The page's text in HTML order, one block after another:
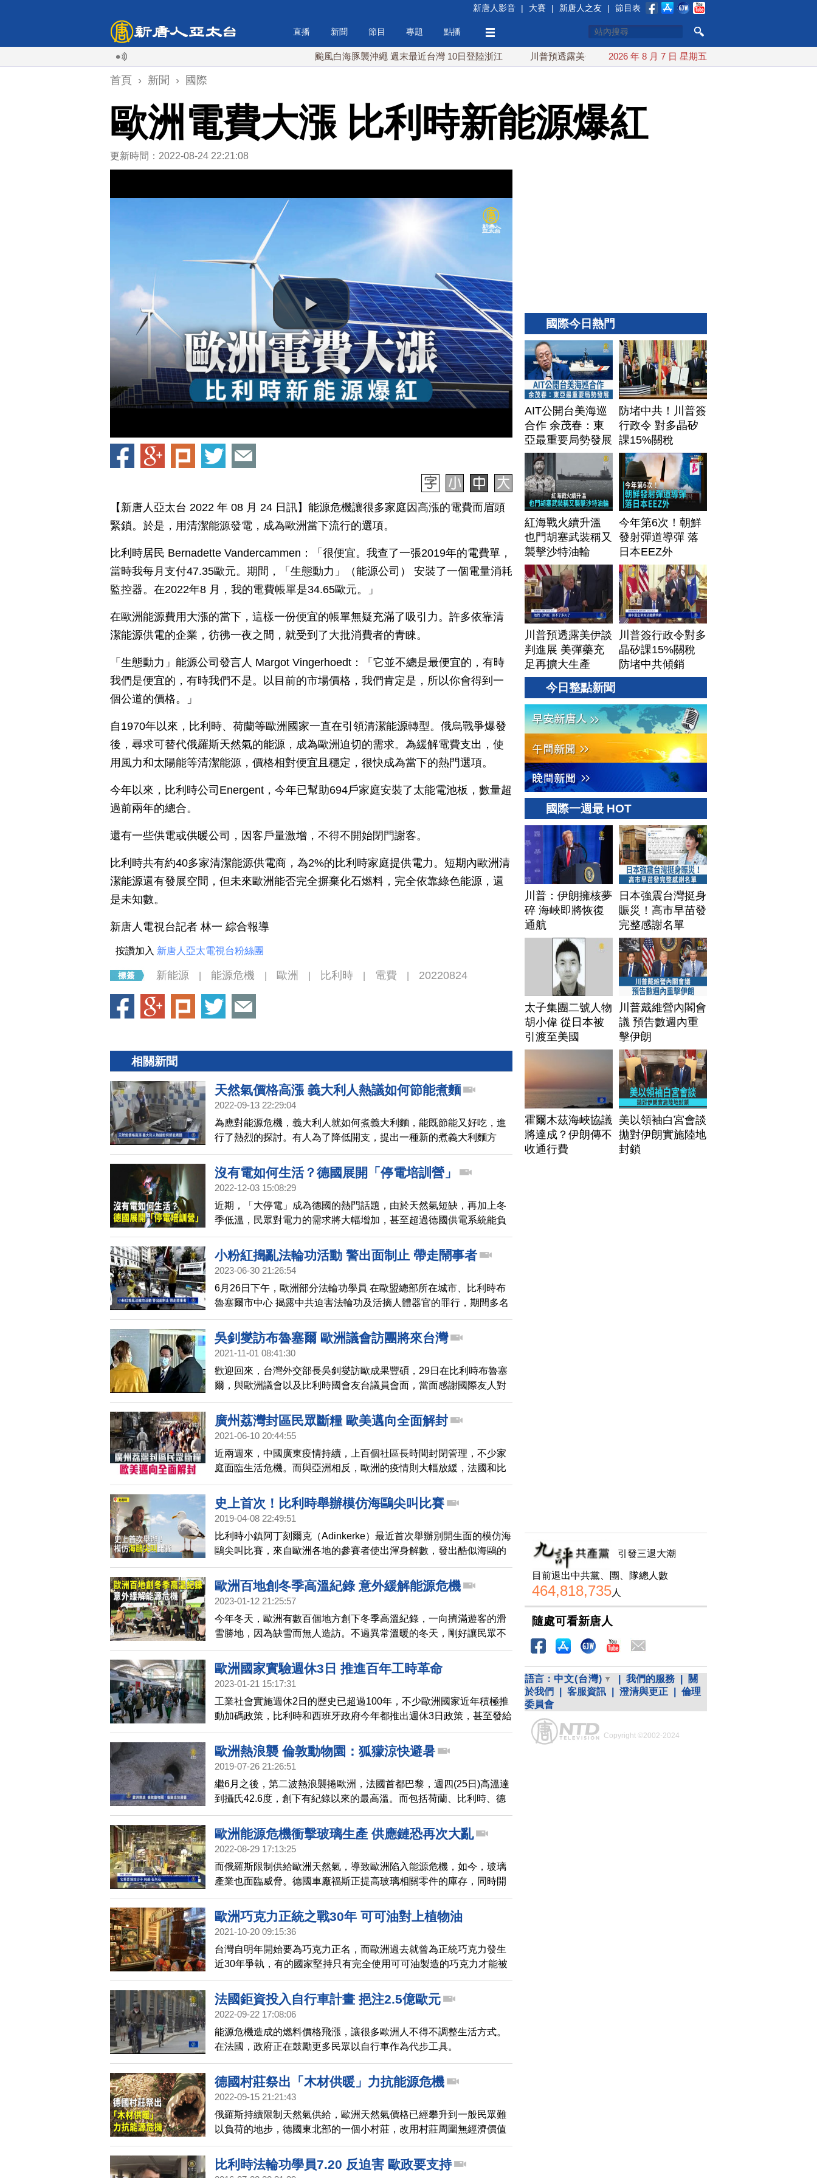
新唐人影音 | 大賽 | 新唐人之友 | 節目表
直播 新聞 節目 專題 點播
颱風白海豚襲沖繩 週末最近台灣 10日登陸浙江 川普預透露美伊談判進展 美彈藥充足再擴大生產
2026 年 8 月 7 日 星期五
首頁 › 新聞 › 國際
歐洲電費大漲 比利時新能源爆紅
更新時間：2022-08-24 22:21:08
【新唐人亞太台 2022 年 08 月 24 日訊】能源危機讓很多家庭因高漲的電費而眉頭
緊鎖。於是，用清潔能源發電，成為歐洲當下流行的選項。
比利時居民 Bernadette Vandercammen：「很便宜。我查了一張2019年的電費單，
當時我每月支付47.35歐元。期間，「生態動力」（能源公司） 安裝了一個電量消耗
監控器。在2022年8 月，我的電費帳單是34.65歐元。」
在歐洲能源費用大漲的當下，這樣一份便宜的帳單無疑充滿了吸引力。許多依靠清
潔能源供電的企業，彷彿一夜之間，就受到了大批消費者的青睞。
「生態動力」能源公司發言人 Margot Vingerhoedt：「它並不總是最便宜的，有時
我們是便宜的，有時我們不是。以目前的市場價格，我們肯定是，所以你會得到一
個公道的價格。」
自1970年以來，比利時、荷蘭等歐洲國家一直在引領清潔能源轉型。俄烏戰爭爆發
後，尋求可替代俄羅斯天然氣的能源，成為歐洲迫切的需求。為緩解電費支出，使
用風力和太陽能等清潔能源，價格相對便宜且穩定，很快成為當下的熱門選項。
今年以來，比利時公司Energent，今年已幫助694戶家庭安裝了太能電池板，數量超
過前兩年的總合。
還有一些供電或供暖公司，因客戶量激增，不得不開始閉門謝客。
比利時共有約40多家清潔能源供電商，為2%的比利時家庭提供電力。短期內歐洲清
潔能源還有發展空間，但未來歐洲能否完全摒棄化石燃料，完全依靠綠色能源，還
是未知數。
新唐人電視台記者 林一 綜合報導
按讚加入 新唐人亞太電視台粉絲團
新能源 能源危機 歐洲 比利時 電費 20220824
相關新聞
天然氣價格高漲 義大利人熱議如何節能煮麵
2022-09-13 22:29:04
為應對能源危機，義大利人就如何煮義大利麵，能既節能又好吃，進
行了熱烈的探討。有人為了降低開支，提出一種新的煮義大利麵方
式：就是在水沸騰之後就關掉火，用餘熱煮麵。帶您去看一看。
沒有電如何生活？德國展開「停電培訓營」
2022-12-03 15:08:29
近期，「大停電」成為德國的熱門話題，由於天然氣短缺，再加上冬
季低溫，民眾對電力的需求將大幅增加，甚至超過德國供電系統能負
荷的程度，因此，德國政府機構與聯邦機構聯手開創一系列的「停電
培訓營」，教導民眾如何面對沒有電的生活。
小粉紅搗亂法輪功活動 警出面制止 帶走鬧事者
2023-06-30 21:26:54
6月26日下午，歐洲部分法輪功學員 在歐盟總部所在城市、比利時布
魯塞爾市中心 揭露中共迫害法輪功及活摘人體器官的罪行，期間多名
親共小粉紅到現場鬧事，被警方制止並逐出活動現場。
吳釗燮訪布魯塞爾 歐洲議會訪團將來台灣
2021-11-01 08:41:30
歡迎回來，台灣外交部長吳釗燮訪歐成果豐碩，29日在比利時布魯塞
爾，與歐洲議會以及比利時國會友台議員會面，當面感謝國際友人對
台灣的支持，瑞典籍歐洲議員魏莫斯在推特發文表示，「很榮幸昨天
在布魯塞爾與外長吳釗燮會面，此行象徵台灣與歐盟之間關係的深化
與拓展，即將出訪的歐洲議會訪團也是如此」。有媒體報導，吳釗燮
廣州荔灣封區民眾斷糧 歐美邁向全面解封
2021-06-10 20:44:55
近兩週來，中國廣東疫情持續，上百個社區長時間封閉管理，不少家
庭面臨生活危機。而與亞洲相反，歐洲的疫情則大幅放緩，法國和比
利時也已經開始解封。
史上首次！比利時舉辦模仿海鷗尖叫比賽
2019-04-08 22:49:51
比利時小鎮阿丁刻爾克（Adinkerke）最近首次舉辦別開生面的模仿海
鷗尖叫比賽，來自歐洲各地的參賽者使出渾身解數，發出酷似海鷗的
尖叫聲，相當逗趣。
歐洲百地創冬季高溫紀錄 意外緩解能源危機
2023-01-12 21:25:57
今年冬天，歐洲有數百個地方創下冬季高溫紀錄，一向擠滿遊客的滑
雪勝地，因為缺雪而無人造訪。不過異常溫暖的冬天，剛好讓民眾不
太需要依賴天然氣，甚至天然氣的價格還回落到俄烏戰爭前的水準，
這也讓歐洲各國政府在當前的能源危機中，得到些許喘息機會。
歐洲國家實驗週休3日 推進百年工時革命
2023-01-21 15:17:31
工業社會實施週休2日的歷史已超過100年，不少歐洲國家近年積極推
動加碼政策，比利時和西班牙政府今年都推出週休3日政策，甚至發給
補助，已實驗多年的冰島更擴大到9成工作者。工時的百年革命正在進
行中。
歐洲熱浪襲 倫敦動物園：狐獴涼快避暑
2019-07-26 21:26:51
繼6月之後，第二波熱浪襲捲歐洲，法國首都巴黎，週四(25日)高溫達
到攝氏42.6度，創下有紀錄以來的最高溫。而包括荷蘭、比利時、德
國和英國等，也屢屢飆出高溫紀錄。接下來帶您到倫敦動物園，看看
動物的避暑妙方。
歐洲能源危機衝擊玻璃生產 供應鏈恐再次大亂
2022-08-29 17:13:25
而俄羅斯限制供給歐洲天然氣，導致歐洲陷入能源危機，如今，玻璃
產業也面臨威脅。德國車廠福斯正提高玻璃相關零件的庫存，同時開
發歐洲以外沒有受天然氣危機衝擊的供應商。
歐洲巧克力正統之戰30年 可可油對上植物油
2021-10-20 09:15:36
台灣自明年開始要為巧克力正名，而歐洲過去就曾為正統巧克力發生
近30年爭執，有的國家堅持只有完全使用可可油製造的巧克力才能被
稱為巧克力，但歐盟於2000年接受植物油製造的巧克力，兩派勢力互
不相讓。
法國鉅資投入自行車計畫 挹注2.5億歐元
2022-09-22 17:08:06
能源危機造成的燃料價格飛漲，讓很多歐洲人不得不調整生活方式。
在法國，政府正在鼓勵更多民眾以自行車作為代步工具。
德國村莊祭出「木材供暖」力抗能源危機
2022-09-15 21:21:43
俄羅斯持續限制天然氣供給，歐洲天然氣價格已經攀升到一般民眾難
以負荷的地步，德國東北部的一個小村莊，改用村莊周圍無經濟價值
的樹枝作為供暖系統的燃料，試圖以「木材供暖」擺脫對天然氣的依
賴，力抗能源危機。
比利時法輪功學員7.20 反迫害 歐政要支持
國際今日熱門
AIT公開台美海巡
合作 余茂春：東
亞最重要局勢發展
防堵中共！川普簽
行政令 對多晶矽
課15%關稅
紅海戰火續升溫
也門胡塞武裝稱又
襲擊沙特油輪
今年第6次！朝鮮
發射彈道導彈 落
日本EEZ外
川普預透露美伊談
判進展 美彈藥充
足再擴大生產
川普簽行政令對多
晶矽課15%關稅
防堵中共傾銷
今日整點新聞
國際一週最 HOT
川普：伊朗擁核夢
碎 海峽即將恢復
通航
日本強震台灣挺身
賑災！高市早苗發
完整感謝名單
太子集團二號人物
胡小偉 從日本被
引渡至美國
川普戴維營內閣會
議 預告數週內重
擊伊朗
霍爾木茲海峽協議
將達成？伊朗傳不
收通行費
美以領袖白宮會談
拋對伊朗實施陸地
封鎖
引發三退大潮
目前退出中共黨、團、隊總人數
464,818,735人
隨處可看新唐人
語言： 中文(台灣) 我們的服務
關
於我們
客服資訊 澄清與更正
倫理
委員會
Copyright ©2002-2024